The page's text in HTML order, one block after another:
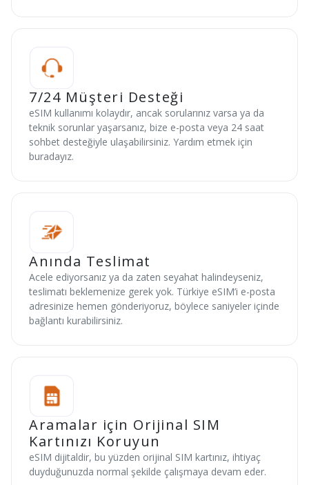
7/24 Müşteri Desteği
eSIM kullanımı kolaydır, ancak sorularınız varsa ya da
teknik sorunlar yaşarsanız, bize e-posta veya 24 saat
sohbet desteğiyle ulaşabilirsiniz. Yardım etmek için
buradayız.
Anında Teslimat
Acele ediyorsanız ya da zaten seyahat halindeyseniz,
teslimatı beklemenize gerek yok. Türkiye eSIM’i e-posta
adresinize hemen gönderiyoruz, böylece saniyeler içinde
bağlantı kurabilirsiniz.
Aramalar için Orijinal SIM
Kartınızı Koruyun
eSIM dijitaldir, bu yüzden orijinal SIM kartınız, ihtiyaç
duyduğunuzda normal şekilde çalışmaya devam eder.